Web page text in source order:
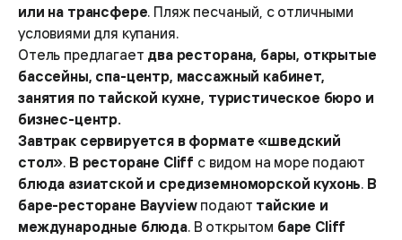
или на трансфере. Пляж песчаный, с отличными
условиями для купания.
Отель предлагает два ресторана, бары, открытые
бассейны, спа-центр, массажный кабинет,
занятия по тайской кухне, туристическое бюро и
бизнес-центр.
Завтрак сервируется в формате «шведский
стол». В ресторане Cliff с видом на море подают
блюда азиатской и средиземноморской кухонь. В
баре-ресторане Bayviewподают тайские и
международные блюда. В открытом баре Cliff